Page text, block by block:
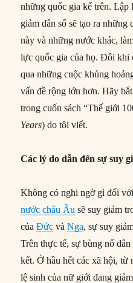
những quốc gia kể trên. Lập
giảm dân số sẽ tạo ra
này và những nước khác,
lực quốc gia của họ. Đôi khi
qua những cuộc khủng
vấn đề rộng lớn hơn. Hãy
trong cuốn sách “Thế giới
Years) do tôi viết.
Các lý do dẫn đến sự suy
Không có nghi ngờ gì đối
nước châu Âu sẽ suy giảm
củaĐức vàNga, sự suy
Trên thực tế, sự bùng nổ
kết. Ở hầu hết các xã hội, từ
lệ sinh của nữ giới đang